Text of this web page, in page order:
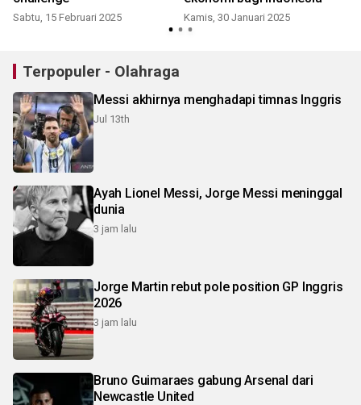
Sabtu, 15 Februari 2025 Kamis, 30 Januari 2025
Terpopuler - Olahraga
Messi akhirnya menghadapi timnas Inggris
Jul 13th
Ayah Lionel Messi, Jorge Messi meninggal
dunia
3 jam lalu
Jorge Martin rebut pole position GP Inggris
2026
3 jam lalu
Bruno Guimaraes gabung Arsenal dari
Newcastle United